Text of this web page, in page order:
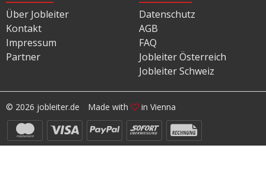
Über Jobleiter
Kontakt
Impressum
Partner
Datenschutz
AGB
FAQ
Jobleiter Österreich
Jobleiter Schweiz
© 2026 jobleiter.de Made with in Vienna